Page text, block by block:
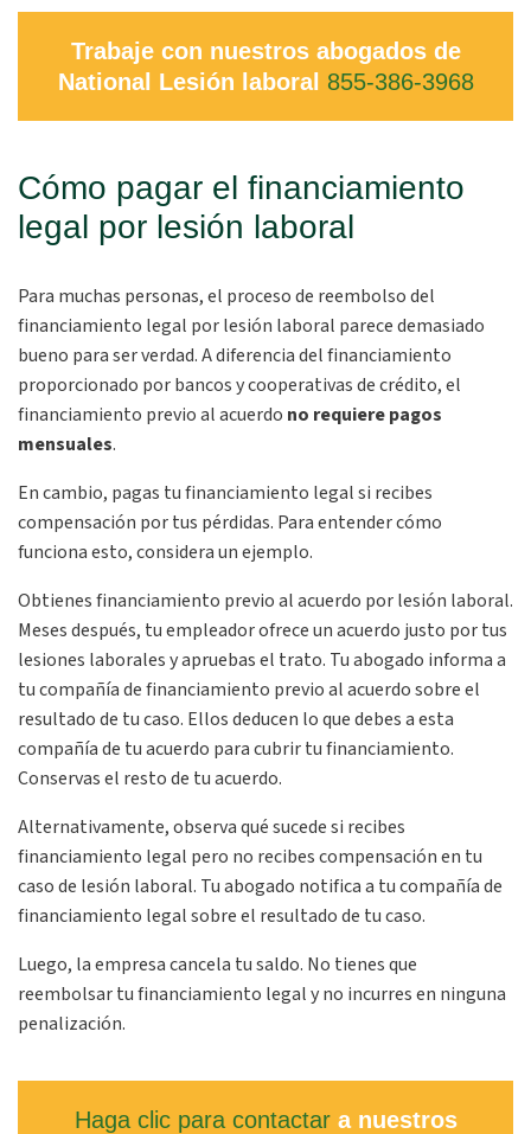
Trabaje con nuestros abogados de
National Lesión laboral 855-386-3968
Cómo pagar el financiamiento
legal por lesión laboral
Para muchas personas, el proceso de reembolso del
financiamiento legal por lesión laboral parece demasiado
bueno para ser verdad. A diferencia del financiamiento
proporcionado por bancos y cooperativas de crédito, el
financiamiento previo al acuerdo no requiere pagos
mensuales.
En cambio, pagas tu financiamiento legal si recibes
compensación por tus pérdidas. Para entender cómo
funciona esto, considera un ejemplo.
Obtienes financiamiento previo al acuerdo por lesión laboral.
Meses después, tu empleador ofrece un acuerdo justo por tus
lesiones laborales y apruebas el trato. Tu abogado informa a
tu compañía de financiamiento previo al acuerdo sobre el
resultado de tu caso. Ellos deducen lo que debes a esta
compañía de tu acuerdo para cubrir tu financiamiento.
Conservas el resto de tu acuerdo.
Alternativamente, observa qué sucede si recibes
financiamiento legal pero no recibes compensación en tu
caso de lesión laboral. Tu abogado notifica a tu compañía de
financiamiento legal sobre el resultado de tu caso.
Luego, la empresa cancela tu saldo. No tienes que
reembolsar tu financiamiento legal y no incurres en ninguna
penalización.
Haga clic para contactara nuestros